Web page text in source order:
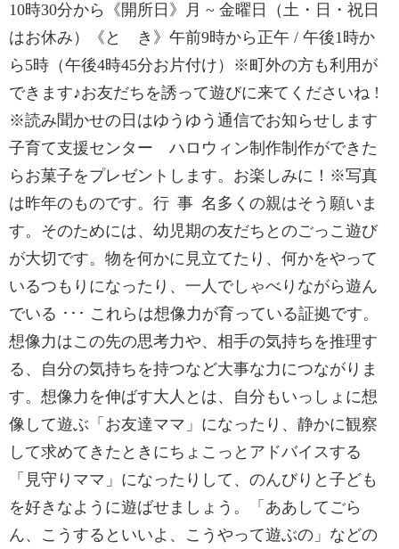
10時30分から《開所日》月 ~ 金曜日（土・日・祝日
はお休み）《と き》午前9時から正午 / 午後1時か
ら5時（午後4時45分お片付け）※町外の方も利用が
できます♪お友だちを誘って遊びに来てくださいね !
※読み聞かせの日はゆうゆう通信でお知らせします
子育て支援センター ハロウィン制作制作ができた
らお菓子をプレゼントします。お楽しみに！※写真
は昨年のものです。行 事 名多くの親はそう願いま
す。そのためには、幼児期の友だちとのごっこ遊び
が大切です。物を何かに見立てたり、何かをやって
いるつもりになったり、一人でしゃべりながら遊ん
でいる ･･･ これらは想像力が育っている証拠です。
想像力はこの先の思考力や、相手の気持ちを推理す
る、自分の気持ちを持つなど大事な力につながりま
す。想像力を伸ばす大人とは、自分もいっしょに想
像して遊ぶ「お友達ママ」になったり、静かに観察
して求めてきたときにちょこっとアドバイスする
「見守りママ」になったりして、のんびりと子ども
を好きなように遊ばせましょう。「ああしてごら
ん、こうするといいよ、こうやって遊ぶの」などの